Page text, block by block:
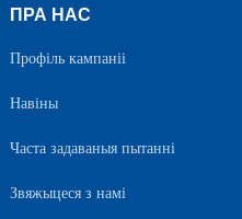
ПРА НАС
Профіль кампаніі
Навіны
Часта задаваныя пытанні
Звяжыцеся з намі